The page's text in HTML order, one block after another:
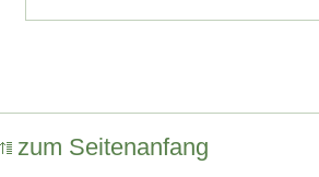
zum Seitenanfang